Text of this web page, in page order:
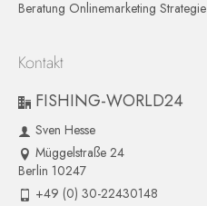
Beratung Onlinemarketing Strategie
Kontakt
FISHING-WORLD24
Sven Hesse
Müggelstraße 24
Berlin 10247
+49 (0) 30-22430148